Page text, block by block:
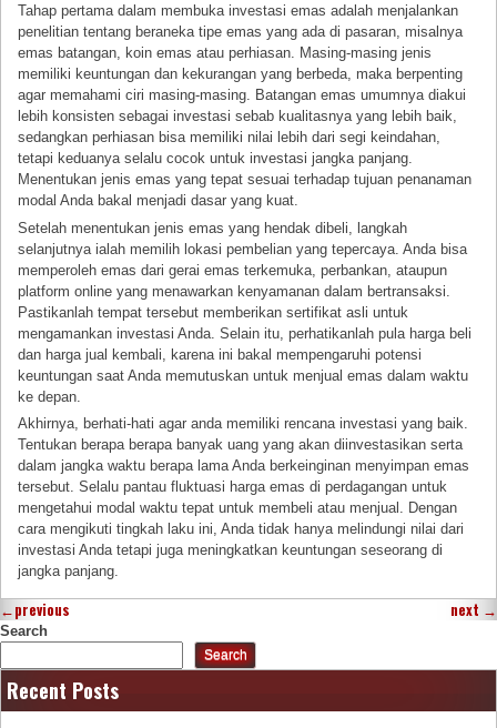
Tahap pertama dalam membuka investasi emas adalah menjalankan
penelitian tentang beraneka tipe emas yang ada di pasaran, misalnya
emas batangan, koin emas atau perhiasan. Masing-masing jenis
memiliki keuntungan dan kekurangan yang berbeda, maka berpenting
agar memahami ciri masing-masing. Batangan emas umumnya diakui
lebih konsisten sebagai investasi sebab kualitasnya yang lebih baik,
sedangkan perhiasan bisa memiliki nilai lebih dari segi keindahan,
tetapi keduanya selalu cocok untuk investasi jangka panjang.
Menentukan jenis emas yang tepat sesuai terhadap tujuan penanaman
modal Anda bakal menjadi dasar yang kuat.
Setelah menentukan jenis emas yang hendak dibeli, langkah
selanjutnya ialah memilih lokasi pembelian yang tepercaya. Anda bisa
memperoleh emas dari gerai emas terkemuka, perbankan, ataupun
platform online yang menawarkan kenyamanan dalam bertransaksi.
Pastikanlah tempat tersebut memberikan sertifikat asli untuk
mengamankan investasi Anda. Selain itu, perhatikanlah pula harga beli
dan harga jual kembali, karena ini bakal mempengaruhi potensi
keuntungan saat Anda memutuskan untuk menjual emas dalam waktu
ke depan.
Akhirnya, berhati-hati agar anda memiliki rencana investasi yang baik.
Tentukan berapa berapa banyak uang yang akan diinvestasikan serta
dalam jangka waktu berapa lama Anda berkeinginan menyimpan emas
tersebut. Selalu pantau fluktuasi harga emas di perdagangan untuk
mengetahui modal waktu tepat untuk membeli atau menjual. Dengan
cara mengikuti tingkah laku ini, Anda tidak hanya melindungi nilai dari
investasi Anda tetapi juga meningkatkan keuntungan seseorang di
jangka panjang.
←previous next →
Search
Search
Recent Posts